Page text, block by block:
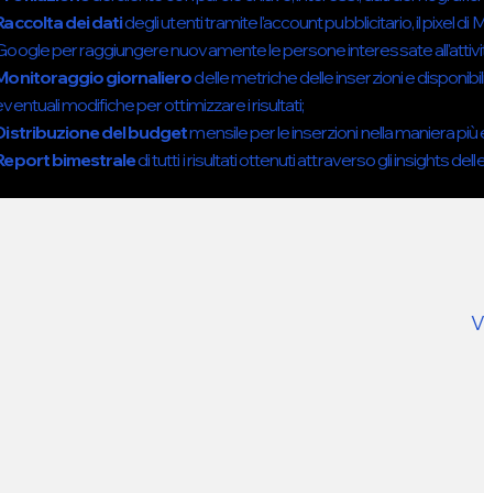
dei datidegli utenti tramite l'account pubblicitario, il pixel di
per raggiungere nuovamente le persone interessate
giornalierodelle metriche delle inserzioni e
modifiche per ottimizzare i risultati;
del budgetmensile per le inserzioni nella maniera
bimestraledi tutti i risultati ottenuti attraverso gli insights